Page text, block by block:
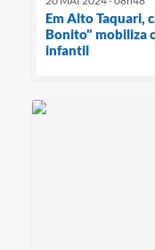
Em Alto Taquari,
Bonito" mobiliza
infantil